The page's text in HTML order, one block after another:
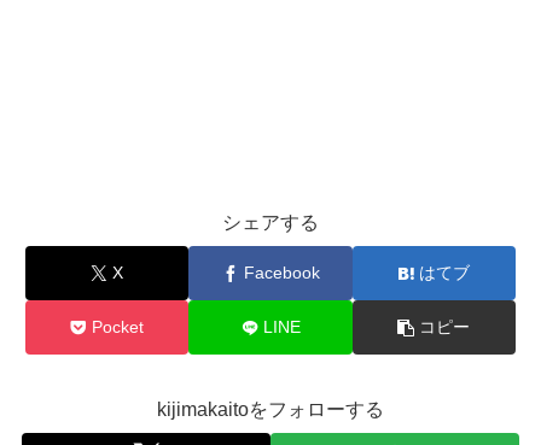
シェアする
X Facebook はてブ
Pocket LINE コピー
kijimakaitoをフォローする